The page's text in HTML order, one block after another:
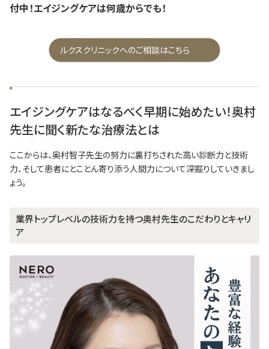
付中！エイジングケアは何歳からでも！
ルクスクリニックへのご相談はこちら
エイジングケアはなるべく早期に始めたい！奥村
先生に聞く新たな治療法とは
ここからは、奥村智子先生の努力に裏打ちされた高い診断力と技術
力、そして患者にとことん寄り添う人間力について深掘りしていきまし
ょう。
業界トップレベルの技術力を持つ奥村先生のこだわりとキャリ
ア